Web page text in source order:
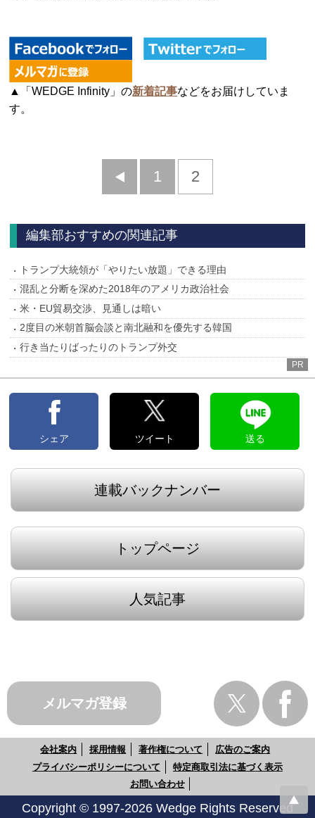
▲「WEDGE Infinity」の新着記事などをお届けしていま
す。
前
1 2
編集部おすすめの関連記事
トランプ大統領が「やりたい放題」できる理由
混乱と分断を深めた2018年のアメリカ政治社会
米・EU貿易交渉、見通しは暗い
2度目の米朝首脳会談と南北融和を優先する韓国
行き当たりばったりのトランプ外交
PR
シェア ツイート 送る
連載バックナンバー
トップページ
人気記事
メルマガ登録
会社案内 採用情報 著作権について
広告のご案内
プライバシーポリシーについて
特定商取引法に基づく表示
お問い合わせ
Copyright © 1997-2026 Wedge Rights Reserved